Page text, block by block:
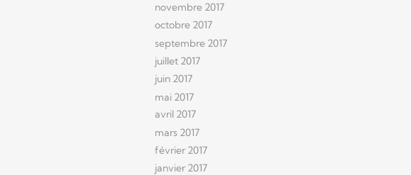
novembre 2017
octobre 2017
septembre 2017
juillet 2017
juin 2017
mai 2017
avril 2017
mars 2017
février 2017
janvier 2017